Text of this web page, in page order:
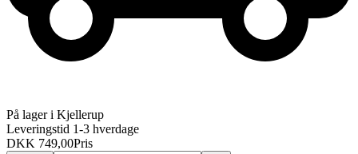
På lager i Kjellerup
Leveringstid 1-3 hverdage
DKK 749,00Pris